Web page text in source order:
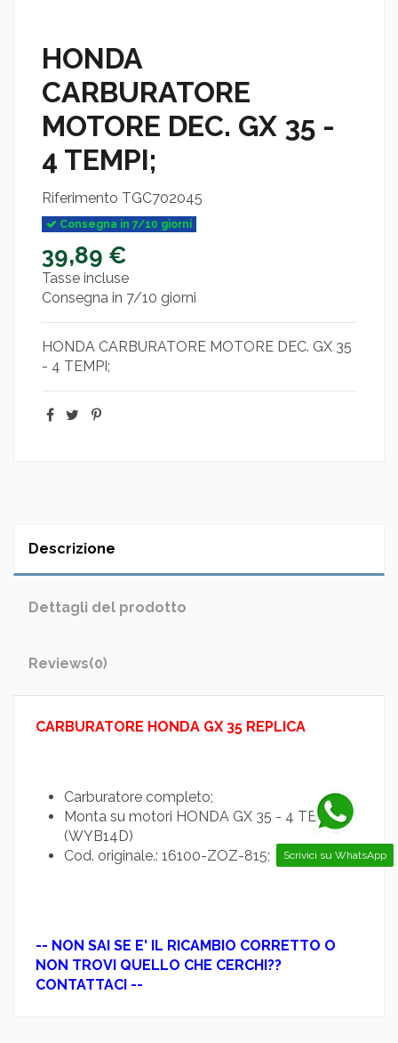
HONDA
CARBURATORE
MOTORE DEC. GX 35 -
4 TEMPI;
Riferimento TGC702045
Consegna in 7/10 giorni
39,89 €
Tasse incluse
Consegna in 7/10 giorni
HONDA CARBURATORE MOTORE DEC. GX 35
- 4 TEMPI;
Descrizione
Dettagli del prodotto
Reviews(0)
CARBURATORE HONDA GX 35 REPLICA
Carburatore completo;
Monta su motori HONDA GX 35 - 4 TEMPI;
(WYB14D)
Cod. originale.: 16100-ZOZ-815;
-- NON SAI SE E' IL RICAMBIO CORRETTO O
NON TROVI QUELLO CHE CERCHI??
CONTATTACI --
Scrivici su WhatsApp